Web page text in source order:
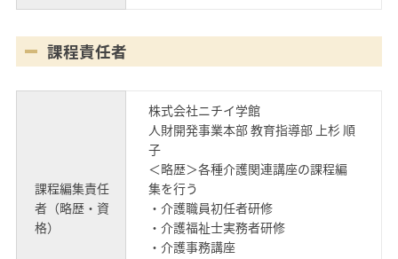
課程責任者
課程編集責任
者（略歴・資
格）
株式会社ニチイ学館
人財開発事業本部 教育指導部 上杉 順
子
＜略歴＞各種介護関連講座の課程編
集を行う
・介護職員初任者研修
・介護福祉士実務者研修
・介護事務講座